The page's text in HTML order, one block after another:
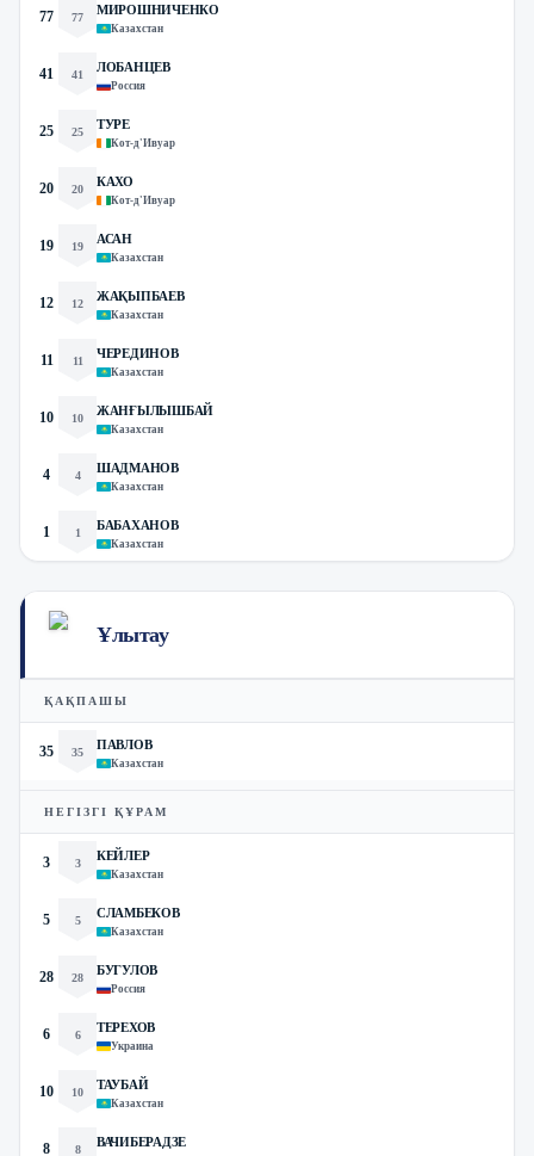
77 77
МИРОШНИЧЕНКО
Казахстан
41 41
ЛОБАНЦЕВ
Россия
25 25
ТУРЕ
Кот-д'Ивуар
20 20
КАХО
Кот-д'Ивуар
19 19
АСАН
Казахстан
12 12
ЖАҚЫПБАЕВ
Казахстан
11 11
ЧЕРЕДИНОВ
Казахстан
10 10
ЖАНҒЫЛЫШБАЙ
Казахстан
4 4
ШАДМАНОВ
Казахстан
1 1
БАБАХАНОВ
Казахстан
Ұлытау
ҚАҚПАШЫ
35 35
ПАВЛОВ
Казахстан
НЕГІЗГІ ҚҰРАМ
3 3
КЕЙЛЕР
Казахстан
5 5
СЛАМБЕКОВ
Казахстан
28 28
БУГУЛОВ
Россия
6 6
ТЕРЕХОВ
Украина
10 10
ТАУБАЙ
Казахстан
8 8
ВАЧИБЕРАДЗЕ